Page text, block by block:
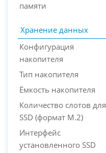
памяти
Хранение данных
Конфигурация
накопителя
Тип накопителя
Ёмкость накопителя
Количество слотов для
SSD (формат M.2)
Интерфейс
установленного SSD